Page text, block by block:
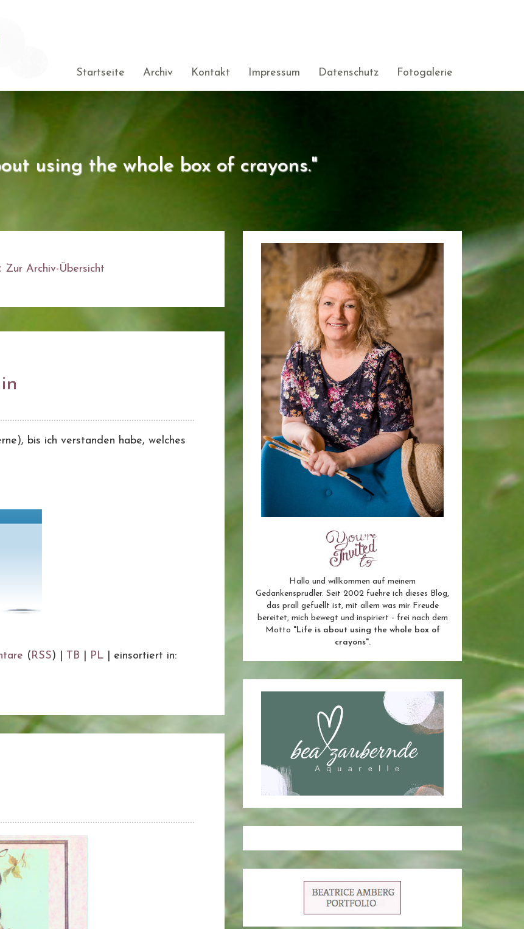
Startseite Archiv Kontakt Impressum Datenschutz Fotogalerie
using the whole box of crayons."
Zur Archiv-Übersicht
bis ich verstanden habe, welches
(RSS) | TB PL
einsortiert in:
Hallo und willkommen auf meinem
Gedankensprudler. Seit 2002 fuehre ich dieses Blog,
das prall gefuellt ist, mit allem was mir Freude
bereitet, mich bewegt und inspiriert - frei nach dem
Motto "Life is about using the whole box of
crayons".